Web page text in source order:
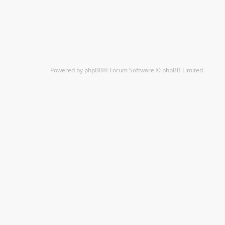
Powered by phpBB® Forum Software © phpBB Limited